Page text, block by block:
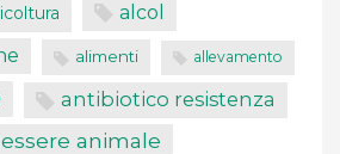
alcol
alimenti allevamento
antibiotico resistenza
animale